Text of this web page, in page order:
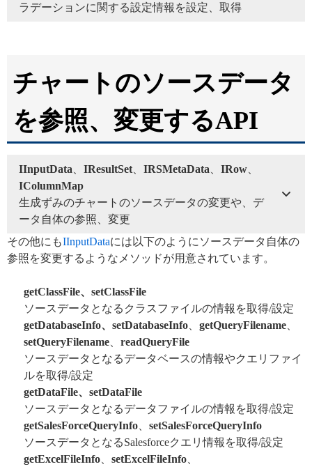
ラデーションに関する設定情報を設定、取得
チャートのソースデータ
を参照、変更するAPI
IInputData 、IResultSet 、IRSMetaData 、IRow
IColumnMap
生成ずみのチャートのソースデータの変更や、デ
ータ自体の参照、変更
その他にもIInputDataには以下のようにソースデータ自体の
参照を変更するようなメソッドが用意されています。
getClassFile、setClassFile
ソースデータとなるクラスファイルの情報を取得/設定
getDatabaseInfo、setDatabaseInfo
getQueryFilename
setQueryFilename
readQueryFile
ソースデータとなるデータベースの情報やクエリファイ
ルを取得/設定
getDataFile、setDataFile
ソースデータとなるデータファイルの情報を取得/設定
getSalesForceQueryInfo
setSalesForceQueryInfo
ソースデータとなるSalesforceクエリ情報を取得/設定
getExcelFileInfo
setExcelFileInfo